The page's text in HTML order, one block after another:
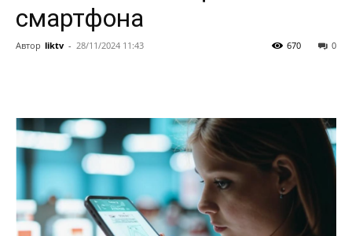
смартфона
Автор liktv - 28/11/2024 11:43 0
670